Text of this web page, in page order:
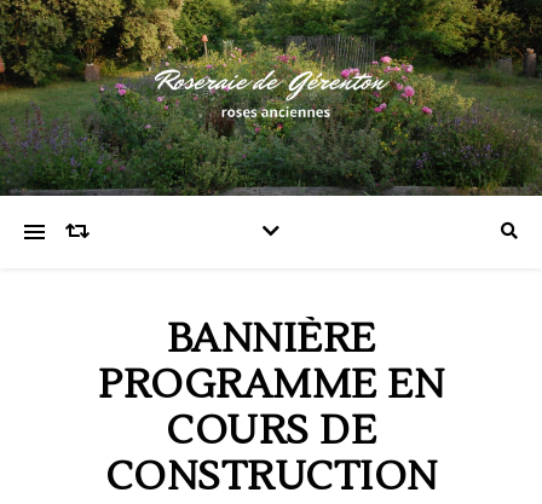
BANNIÈRE
PROGRAMME EN
COURS DE
CONSTRUCTION